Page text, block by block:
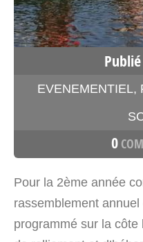
EVENEMENTIEL,
0
Pour la 2ème année
rassemblement
programmé sur la